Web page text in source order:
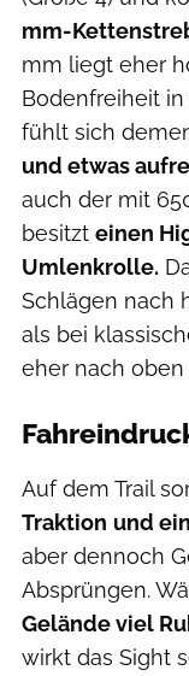
mm-
mm liegt eher
Bodenfreiheit
fühlt sich
und etwas
auch der mit
besitzt einen
Umlenkrolle.
Schlägen nach
als bei
eher nach
Auf dem Trail
Traktion und
aber dennoch
Absprüngen.
Gelände viel
wirkt das Sight